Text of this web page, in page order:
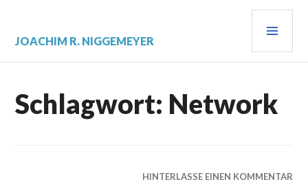
springen
JOACHIM R. NIGGEMEYER
Schlagwort: Network
HINTERLASSE EINEN KOMMENTAR